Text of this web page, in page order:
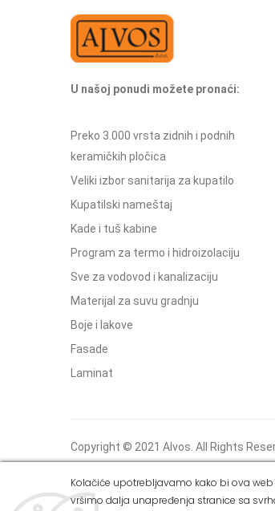
U našoj ponudi možete pronaći:
Preko 3.000 vrsta zidnih i podnih
keramičkih pločica
Veliki izbor sanitarija za kupatilo
Kupatilski nameštaj
Kade i tuš kabine
Program za termo i hidroizolaciju
Sve za vodovod i kanalizaciju
Materijal za suvu gradnju
Boje i lakove
Fasade
Laminat
Copyright © 2021 Alvos. All Rights
Izrada internet prodavnice i SEO -
Solutions
Kolačiće upotrebljavamo kako bi ova
vršimo dalja unapređenja stranice sa